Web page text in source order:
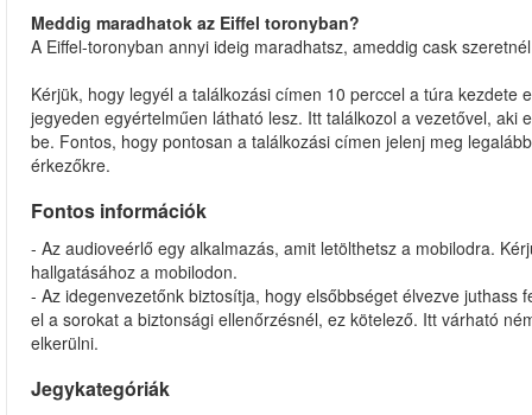
Meddig maradhatok az Eiffel toronyban?
A Eiffel-toronyban annyi ideig maradhatsz, ameddig cask
Kérjük, hogy legyél a találkozási címen 10 perccel a túra
jegyeden egyértelműen látható lesz. Itt találkozol a vezetővel,
be. Fontos, hogy pontosan a találkozási címen jelenj meg
érkezőkre.
Fontos információk
- Az audioveérlő egy alkalmazás, amit letölthetsz a mobilodra.
hallgatásához a mobilodon.
- Az idegenvezetőnk biztosítja, hogy elsőbbséget élvezve
el a sorokat a biztonsági ellenőrzésnél, ez kötelező. Itt várható
elkerülni.
Jegykategóriák